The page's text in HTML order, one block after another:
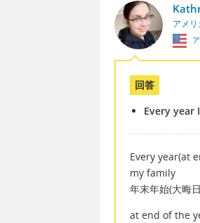
アメ
回答
Every
Every year(at
my family
年末年始(大晦
at end of the